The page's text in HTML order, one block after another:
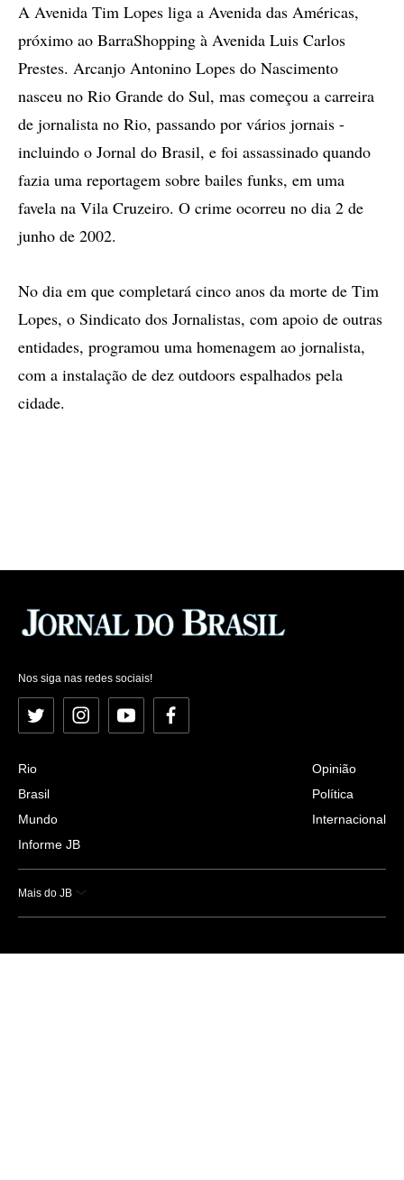
A Avenida Tim Lopes liga a Avenida das Américas,
próximo ao BarraShopping à Avenida Luis Carlos
Prestes. Arcanjo Antonino Lopes do Nascimento
nasceu no Rio Grande do Sul, mas começou a carreira
de jornalista no Rio, passando por vários jornais -
incluindo o Jornal do Brasil, e foi assassinado quando
fazia uma reportagem sobre bailes funks, em uma
favela na Vila Cruzeiro. O crime ocorreu no dia 2 de
junho de 2002.
No dia em que completará cinco anos da morte de Tim
Lopes, o Sindicato dos Jornalistas, com apoio de outras
entidades, programou uma homenagem ao jornalista,
com a instalação de dez outdoors espalhados pela
cidade.
Nos siga nas redes sociais!
Twitter InstagramYouTubeFacebook
Rio
Brasil
Mundo
Informe JB
Opinião
Política
Internacional
Mais do JB
Esportes